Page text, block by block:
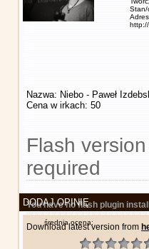
Stan/
Nazwa: Niebo - Paweł
Cena w irkach: 50
Flash
required
You have no flash plugin
Download latest version from
DODAJ OPINIĘ
średnia ocena: